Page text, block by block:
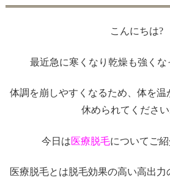
こんにちは?
最近急に寒くなり乾燥も強くな
体調を崩しやすくなるため、体を温
休められてください
今日は医療脱毛についてご
医療脱毛とは脱毛効果の高い高出